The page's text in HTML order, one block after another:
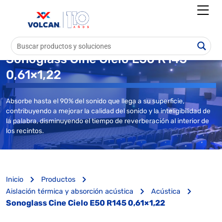
Sonoglass Cine Cielo E50 R145
0,61×1,22
Absorbe hasta el 90% del sonido que llega a su superficie,
contribuyendo a mejorar la calidad del sonido y la inteligibilidad de
la palabra, disminuyendo el tiempo de reverberación al interior de
los recintos.
Inicio
Productos
Aislación térmica y absorción acústica
Acústica
Sonoglass Cine Cielo E50 R145 0,61×1,22